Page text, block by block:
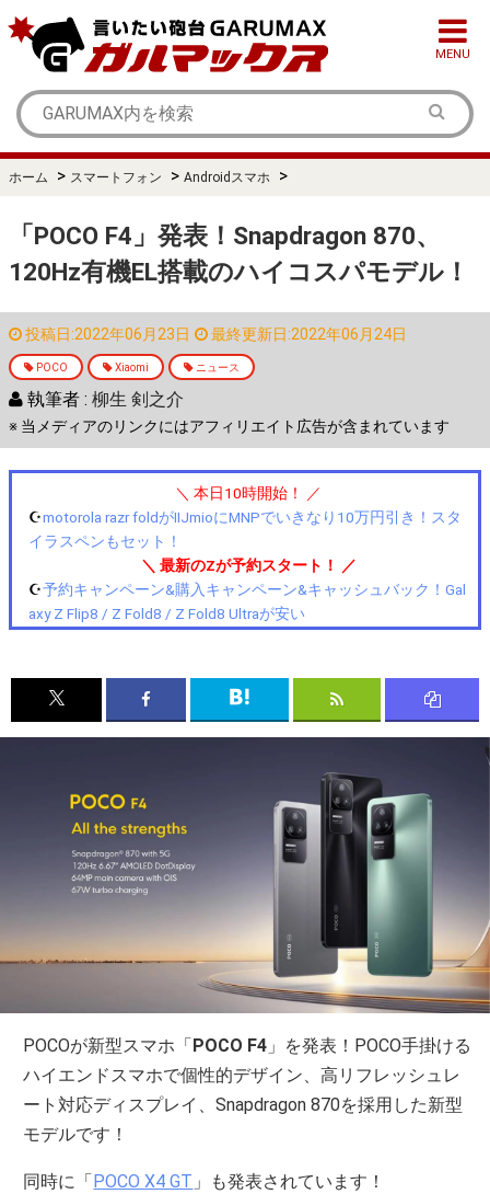
MENU
ホーム > スマートフォン > Androidスマホ >
「POCO F4」発表！Snapdragon 870、
120Hz有機EL搭載のハイコスパモデル！
投稿日:2022年06月23日 最終更新日:2022年06月24日
POCO Xiaomi ニュース
執筆者 : 柳生 剣之介
※ 当メディアのリンクにはアフィリエイト広告が含まれています
＼ 本日10時開始！ ／
☪️motorola razr foldがIIJmioにMNPでいきなり10万円引き！スタ
イラスペンもセット！
＼ 最新のZが予約スタート！ ／
☪️予約キャンペーン&購入キャンペーン&キャッシュバック！Gal
axy Z Flip8 / Z Fold8 / Z Fold8 Ultraが安い
POCOが新型スマホ「 POCO F4 」を発表！POCO手掛ける
ハイエンドスマホで個性的デザイン、高リフレッシュレ
ート対応ディスプレイ、Snapdragon 870を採用した新型
モデルです！
同時に「 POCO X4 GT 」も発表されています！